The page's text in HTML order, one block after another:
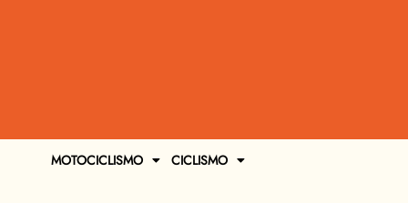
MOTOCICLISMO CICLISMO